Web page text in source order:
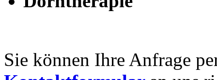
Sie können Ihre Anfrage